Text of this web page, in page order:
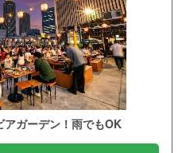
ガーデン！雨でもOK